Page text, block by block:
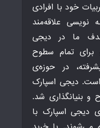
خود با افرادی
نویسی علاقه‌مند
ما در دیجی
برای تمام سطوح
در حوزه‌ی
است. دیجی اسپارک
و بنیانگذاری شد.
دیجی اسپارک با